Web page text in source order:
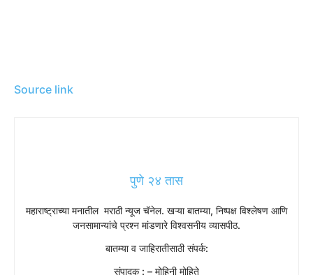
Source link
पुणे २४ तास
महाराष्ट्राच्या मनातील मराठी न्यूज चॅनेल. खऱ्या बातम्या, निष्पक्ष विश्लेषण आणि
जनसामान्यांचे प्रश्न मांडणारे विश्वसनीय व्यासपीठ.
बातम्या व जाहिरातीसाठी संपर्क:
संपादक : – मोहिनी मोहिते